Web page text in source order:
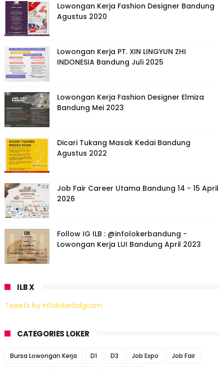
Lowongan Kerja Fashion Designer Bandung
Agustus 2020
Lowongan Kerja PT. XIN LINGYUN ZHI
INDONESIA Bandung Juli 2025
Lowongan Kerja Fashion Designer Elmiza
Bandung Mei 2023
Dicari Tukang Masak Kedai Bandung
Agustus 2022
Job Fair Career Utama Bandung 14 - 15 April
2026
Follow IG ILB : @infolokerbandung -
Lowongan Kerja LUI Bandung April 2023
ILB X
Tweets by infolokerbdgcom
CATEGORIES LOKER
Bursa Lowongan Kerja D1 D3 Job Expo Job Fair